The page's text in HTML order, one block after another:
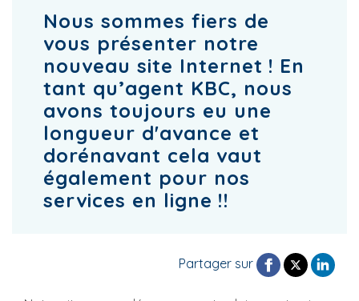
Nous sommes fiers de
vous présenter notre
nouveau site Internet ! En
tant qu’agent KBC, nous
avons toujours eu une
longueur d'avance et
dorénavant cela vaut
également pour nos
services en ligne !!
Partager sur